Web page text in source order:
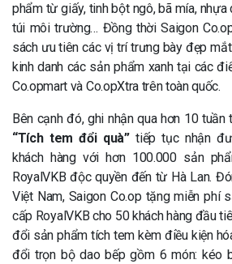
phẩm từ giấy, tinh bột ngô, bã mía, nhựa
túi môi trường… Đồng thời Saigon
sách ưu tiên các vị trí trưng bày đẹp
kinh danh các sản phẩm xanh tại các
Co.opmart và Co.opXtra trên toàn quốc.
Bên cạnh đó, ghi nhận qua hơn 10 tuần
“Tích tem đổi quà”tiếp tục nhận
khách hàng với hơn 100.000 sản
RoyalVKB độc quyền đến từ Hà Lan.
Việt Nam, Saigon Co.op tặng miễn phí
cấp RoyalVKB cho 50 khách hàng đầu
đổi sản phẩm tích tem kèm điều kiện
đổi trọn bộ dao bếp gồm 6 món: kéo